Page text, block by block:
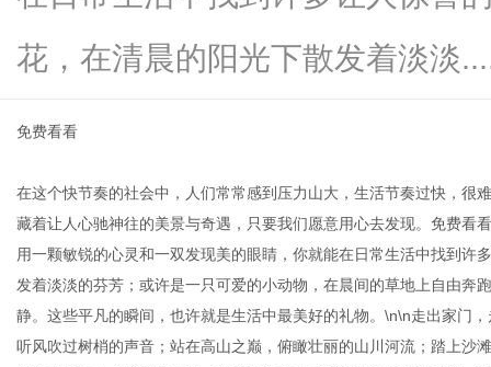
花，在清晨的阳光下散发着淡淡
免费看看
在这个快节奏的社会中，人们常常感到压力山大，生活节奏过快，很
藏着让人心驰神往的美景与奇遇，只要我们愿意用心去发现。免费看
用一颗敏锐的心灵和一双发现美的眼睛，你就能在日常生活中找到许
发着淡淡的芬芳；或许是一只可爱的小动物，在晨间的草地上自由奔
静。这些平凡的瞬间，也许就是生活中最美好的礼物。\n\n走出家门
听风吹过树梢的声音；站在高山之巅，俯瞰壮丽的山川河流；踏上沙